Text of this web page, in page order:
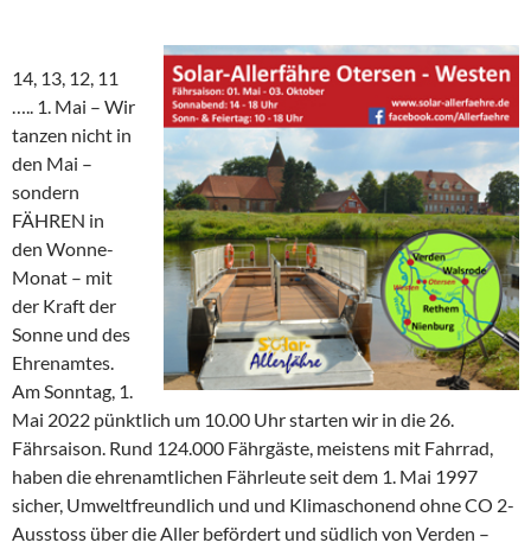
14, 13, 12, 11
….. 1. Mai – Wir
tanzen nicht in
den Mai –
sondern
FÄHREN in
den Wonne-
Monat – mit
der Kraft der
Sonne und des
Ehrenamtes.
Am Sonntag, 1.
Mai 2022 pünktlich um 10.00 Uhr starten wir in die 26.
Fährsaison. Rund 124.000 Fährgäste, meistens mit Fahrrad,
haben die ehrenamtlichen Fährleute seit dem 1. Mai 1997
sicher, Umweltfreundlich und und Klimaschonend ohne CO 2-
Ausstoss über die Aller befördert und südlich von Verden –